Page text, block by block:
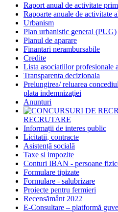
Raport anual de activitate
Rapoarte anuale de activitate
Urbanism
Plan urbanistic general (PUG)
Planul de aparare
Finantari nerambursabile
Credite
Lista asociatiilor profesionale
Transparenta decizionala
Prelungirea/ reluarea
plata indemnizaţiei
Anunturi
RECRUTARE
Informații de interes public
Licitatii, contracte
Asistență socială
Taxe si impozite
Conturi IBAN - persoane
Formulare tipizate
Formulare - salubrizare
Proiecte pentru fermieri
Recensământ 2022
E-Consultare – platformă